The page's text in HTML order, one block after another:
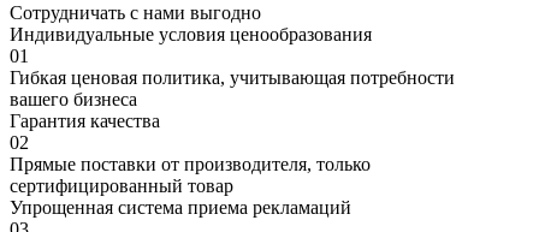
Сотрудничать с нами выгодно
Индивидуальные условия ценообразования
01
Гибкая ценовая политика, учитывающая потребности
вашего бизнеса
Гарантия качества
02
Прямые поставки от производителя, только
сертифицированный товар
Упрощенная система приема рекламаций